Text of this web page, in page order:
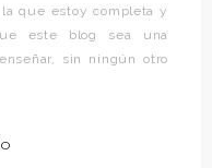
que estoy completa y
este blog sea una
sin ningún otro